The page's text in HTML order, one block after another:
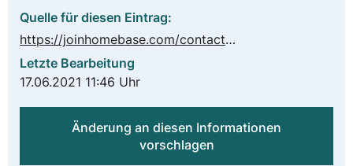
Quelle für diesen Eintrag:
https://joinhomebase.com/contact-sales/
Letzte Bearbeitung
17.06.2021 11:46 Uhr
Änderung an diesen Informationen
vorschlagen